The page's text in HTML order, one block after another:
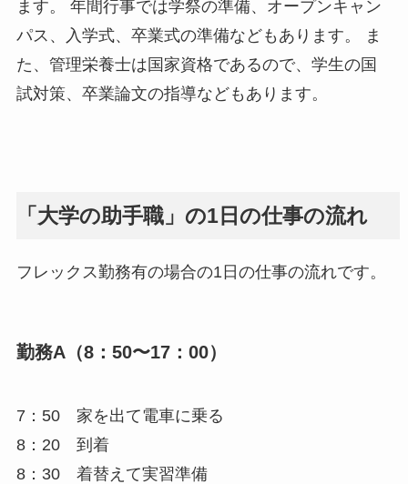
ます。 年間行事では学祭の準備、オープンキャン
パス、入学式、卒業式の準備などもあります。 ま
た、管理栄養士は国家資格であるので、学生の国
試対策、卒業論文の指導などもあります。
「大学の助手職」の1日の仕事の流れ
フレックス勤務有の場合の1日の仕事の流れです。
勤務A（8：50〜17：00）
7：50 家を出て電車に乗る
8：20 到着
8：30 着替えて実習準備